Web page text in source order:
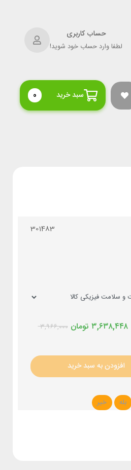
حساب کاربری
لطفا وارد حساب خود شوید!
سبد خرید 0
301483
۳,۹۶۶,۰۰۰ تومان ۳,۶۳۸,۴۴۸
افزودن به سبد خرید
بله خیر